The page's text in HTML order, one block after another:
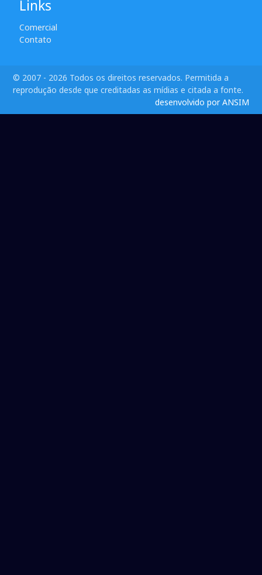
Links
Comercial
Contato
© 2007 - 2026 Todos os direitos reservados. Permitida a
reprodução desde que creditadas as mídias e citada a fonte.
desenvolvido por ANSIM